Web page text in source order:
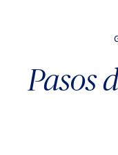
Pasos